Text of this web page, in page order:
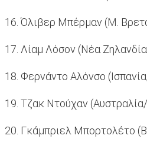
16. Όλιβερ Μπέρμαν (Μ.
17. Λίαμ Λόσον (Νέα
18. Φερνάντο Αλόνσο
19. Τζακ Ντούχαν
20. Γκάμπριελ Μπορτολέτο